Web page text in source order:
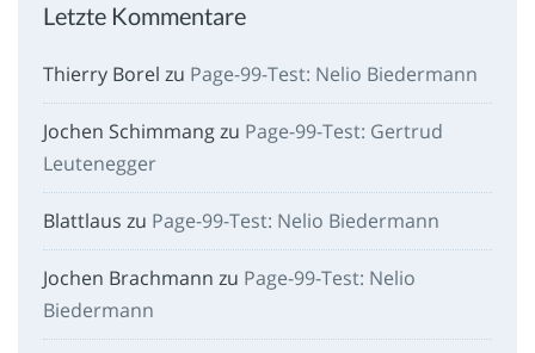
Letzte Kommentare
Thierry Borel zu Page-99-Test: Nelio Biedermann
Jochen Schimmangzu Page-99-Test: Gertrud
Leutenegger
Blattlaus zu Page-99-Test: Nelio Biedermann
Jochen Brachmann zu Page-99-Test: Nelio
Biedermann